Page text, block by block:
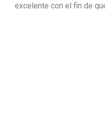
excelente con el fin de